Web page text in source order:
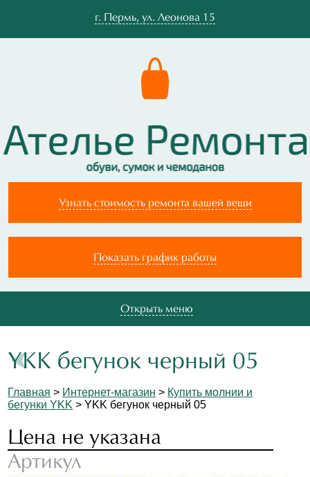
г. Пермь, ул. Леонова 15
Узнать стоимость ремонта вашей вещи
Показать график работы
Открыть меню
YKK бегунок черный 05
Главная > Интернет-магазин > Купить молнии и
бегунки YKK > YKK бегунок черный 05
Цена не указана
Артикул